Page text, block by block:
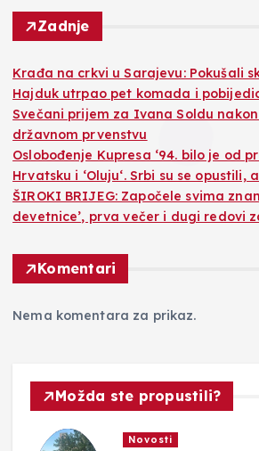
Zadnje
Krađa na crkvi u Sarajevu: Pokušali
Hajduk utrpao pet komada i
Svečani prijem za Ivana Soldu
državnom prvenstvu
Oslobođenje Kupresa ‘94. bilo je od
Hrvatsku i ‘Oluju‘. Srbi su se opustili,
ŠIROKI BRIJEG: Započele svima
devetnice’, prva večer i dugi redovi
Komentari
Nema komentara za prikaz.
Možda ste propustili?
Novosti